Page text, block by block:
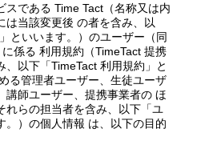
スである Time Tact（名称又は内
は当該変更後 の者を含み、以
といいます。）のユーザー（同
係る 利用規約（TimeTact 提携
、以下「TimeTact 利用規約」と
る管理者ユーザー、生徒ユーザ
講師ユーザー、提携事業者の ほ
れらの担当者を含み、以下「ユ
。）の個人情報 は、以下の目的